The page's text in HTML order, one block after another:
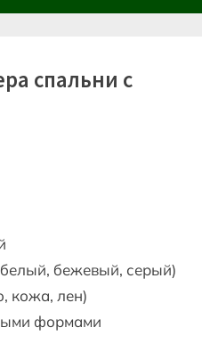
спальни с
бежевый, серый)
кожа, лен)
формами